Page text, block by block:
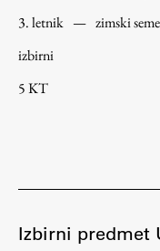
3. letnik — zimski
izbirni
5 KT
Izbirni predmet